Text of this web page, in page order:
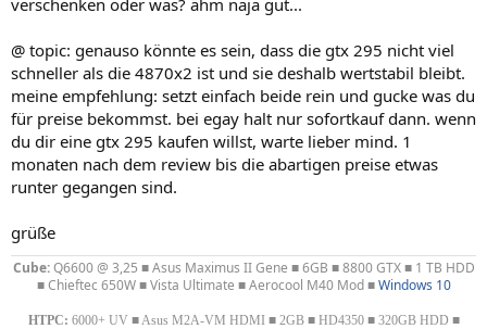
verschenken oder was? ähm naja gut...
@ topic: genauso könnte es sein, dass die gtx 295 nicht viel
schneller als die 4870x2 ist und sie deshalb wertstabil bleibt.
meine empfehlung: setzt einfach beide rein und gucke was du
für preise bekommst. bei egay halt nur sofortkauf dann. wenn
du dir eine gtx 295 kaufen willst, warte lieber mind. 1
monaten nach dem review bis die abartigen preise etwas
runter gegangen sind.
grüße
Cube:Q6600 @ 3,25 ■ Asus Maximus II Gene ■ 6GB ■ 8800 GTX ■ 1 TB HDD
■ Chieftec 650W ■ Vista Ultimate ■ Aerocool M40 Mod ■Windows 10
HTPC: 6000+ UV ■ Asus M2A-VM HDMI ■ 2GB ■ HD4350 ■ 320GB HDD ■